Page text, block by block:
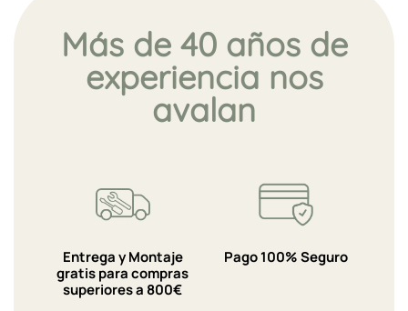
Más de 40 años de
experiencia nos
avalan
Entrega y Montaje
gratis para compras
superiores a 800€
Pago 100% Seguro